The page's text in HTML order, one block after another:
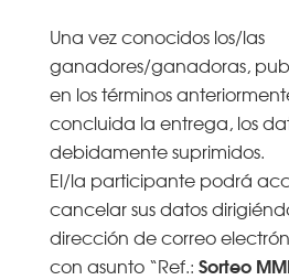
Una vez conocidos los/las
ganadores/ganadoras,
en los términos
concluida la entrega, los
debidamente suprimidos.
El/la participante podrá
cancelar sus datos
dirección de correo
con asunto “Ref.: Sorteo